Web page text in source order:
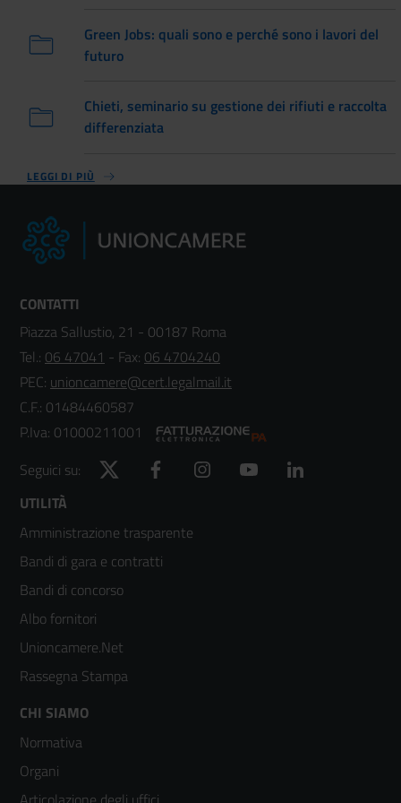
Green Jobs: quali sono e perché sono i lavori del
futuro
Chieti, seminario su gestione dei rifiuti e raccolta
differenziata
LEGGI DI PIÙ
CONTATTI
Piazza Sallustio, 21 - 00187 Roma
Tel.: 06 47041 - Fax: 06 4704240
PEC: unioncamere@cert.legalmail.it
C.F.: 01484460587
P.Iva: 01000211001
Seguici su:
Twitter Facebook Instagram YouTube
Footer
menù
colonna
2
UTILITÀ
Amministrazione trasparente
Bandi di gara e contratti
Bandi di concorso
Albo fornitori
Unioncamere.Net
Rassegna Stampa
Footer
menù
colonna
CHI SIAMO
Normativa
Organi